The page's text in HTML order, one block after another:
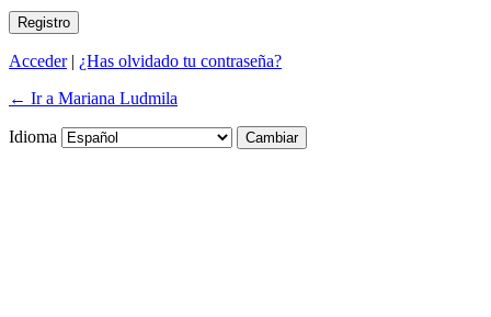
Acceder| ¿Has olvidado tu contraseña?
← Ir a Mariana Ludmila
Idioma